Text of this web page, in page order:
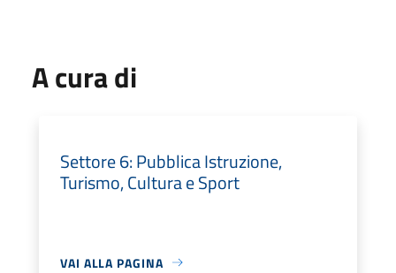
A cura di
Settore 6: Pubblica Istruzione,
Turismo, Cultura e Sport
VAI ALLA PAGINA